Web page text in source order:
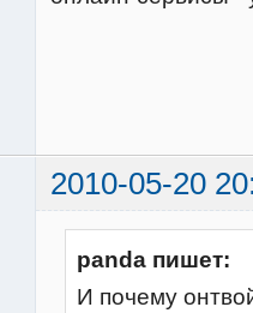
2010-05-20
panda пишет:
И почему